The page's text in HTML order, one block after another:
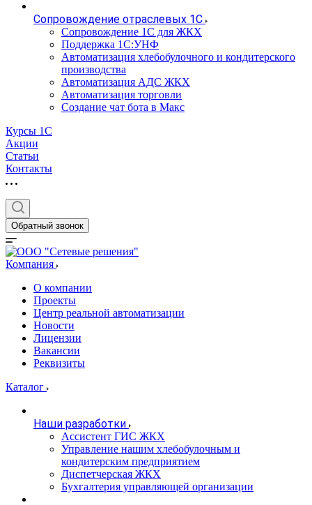
Сопровождение отраслевых 1С
Сопровождение 1С для ЖКХ
Поддержка 1С:УНФ
Автоматизация хлебобулочного и кондитерского
производства
Автоматизация АДС ЖКХ
Автоматизация торговли
Создание чат бота в Макс
Курсы 1С
Акции
Статьи
Контакты
Обратный звонок
Компания
О компании
Проекты
Центр реальной автоматизации
Новости
Лицензии
Вакансии
Реквизиты
Каталог
Наши разработки
Ассистент ГИС ЖКХ
Управление нашим хлебобулочным и
кондитерским предприятием
Диспетчерская ЖКХ
Бухгалтерия управляющей организации